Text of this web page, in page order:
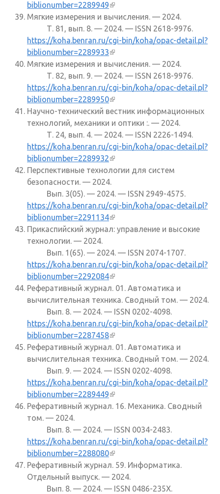
biblionumber=2289949(внешняя ссылка)
Мягкие измерения и вычисления. — 2024.
Т. 81, вып. 8. — 2024. — ISSN 2618-9976.
https://koha.benran.ru/cgi-bin/koha/opac-detail.pl?
biblionumber=2289933(внешняя ссылка)
Мягкие измерения и вычисления. — 2024.
Т. 82, вып. 9. — 2024. — ISSN 2618-9976.
https://koha.benran.ru/cgi-bin/koha/opac-detail.pl?
biblionumber=2289950(внешняя ссылка)
Научно-технический вестник информационных
технологий, механики и оптики :. — 2024.
Т. 24, вып. 4. — 2024. — ISSN 2226-1494.
https://koha.benran.ru/cgi-bin/koha/opac-detail.pl?
biblionumber=2289932(внешняя ссылка)
Перспективные технологии для систем
безопасности. — 2024.
Вып. 3(05). — 2024. — ISSN 2949-4575.
https://koha.benran.ru/cgi-bin/koha/opac-detail.pl?
biblionumber=2291134(внешняя ссылка)
Прикаспийский журнал: управление и высокие
технологии. — 2024.
Вып. 1(65). — 2024. — ISSN 2074-1707.
https://koha.benran.ru/cgi-bin/koha/opac-detail.pl?
biblionumber=2292084(внешняя ссылка)
Реферативный журнал. 01. Автоматика и
вычислительная техника. Сводный том. — 2024.
Вып. 8. — 2024. — ISSN 0202-4098.
https://koha.benran.ru/cgi-bin/koha/opac-detail.pl?
biblionumber=2287458(внешняя ссылка)
Реферативный журнал. 01. Автоматика и
вычислительная техника. Сводный том. — 2024.
Вып. 9. — 2024. — ISSN 0202-4098.
https://koha.benran.ru/cgi-bin/koha/opac-detail.pl?
biblionumber=2289449(внешняя ссылка)
Реферативный журнал. 16. Механика. Сводный
том. — 2024.
Вып. 8. — 2024. — ISSN 0034-2483.
https://koha.benran.ru/cgi-bin/koha/opac-detail.pl?
biblionumber=2288080(внешняя ссылка)
Реферативный журнал. 59. Информатика.
Отдельный выпуск. — 2024.
Вып. 8. — 2024. — ISSN 0486-235X.